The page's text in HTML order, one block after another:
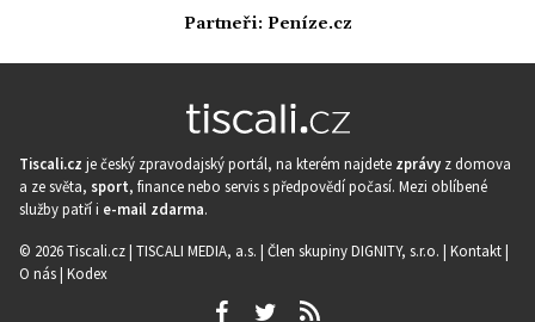
Partneři: Peníze.cz
Tiscali.cz je český zpravodajský portál, na kterém najdete zprávy z domova
a ze světa, sport, finance nebo servis s předpovědí počasí. Mezi oblíbené
služby patří i e-mail zdarma.
© 2026 Tiscali.cz | TISCALI MEDIA, a.s. | Člen skupiny DIGNITY, s.r.o. | Kontakt|
O nás| Kodex